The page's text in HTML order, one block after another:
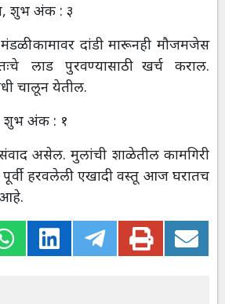
शुभ अंक : ३
कामावर दांडी मारूनही मौजमजेस
लाड पुरवण्यासाठी खर्च कराल.
चालून येतील.
शुभ अंक : १
असेल. मुलांची शाळेतील कामगिरी
हरवलेली एखादी वस्तू आज घरातच
आहे.